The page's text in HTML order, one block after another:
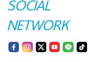
NETWORK